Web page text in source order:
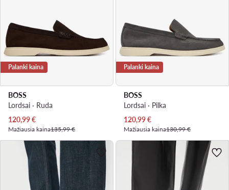
Palanki kaina
BOSS
Lordsai · Ruda
Dabartinė kaina
120,99€
Mažiausia kaina135,99 €
Palanki kaina
BOSS
Lordsai · Pilka
Dabartinė kaina
120,99€
Mažiausia kaina130,99 €